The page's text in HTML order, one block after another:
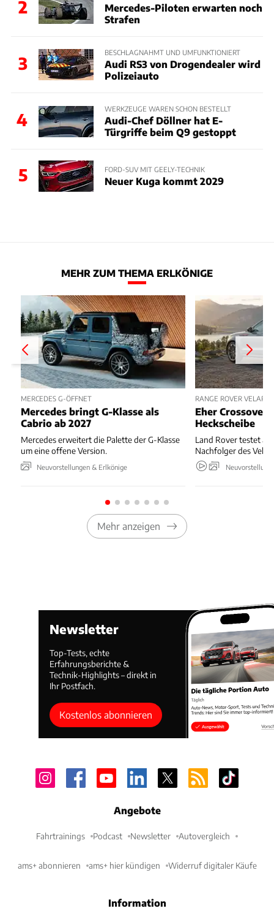
2
Mercedes-Piloten erwarten noch
Strafen
3
BESCHLAGNAHMT UND UMFUNKTIONIERT
Audi RS3 von Drogendealer wird
Polizeiauto
4
WERKZEUGE WAREN SCHON BESTELLT
Audi-Chef Döllner hat E-
Türgriffe beim Q9 gestoppt
5 FORD-SUV MIT GEELY-TECHNIK
Neuer Kuga kommt 2029
MEHR ZUM THEMA ERLKÖNIGE
MERCEDES G-ÖFFNET
Mercedes bringt G-Klasse als
Cabrio ab 2027
Mercedes erweitert die Palette der G-Klasse
um eine offene Version.
Neuvorstellungen & Erlkönige
RANGE ROVER VELAR
Eher Crossover
Heckscheibe
Land Rover testet
Nachfolger des Velar.
Mehr anzeigen
Newsletter
Top-Tests, echte
Erfahrungsberichte &
Technik-Highlights – direkt in
Ihr Postfach.
Kostenlos abonnieren
Angebote
Fahrtrainings Podcast Newsletter Autovergleich
ams+ abonnieren ams+ hier kündigen Widerruf digitaler Käufe
Information